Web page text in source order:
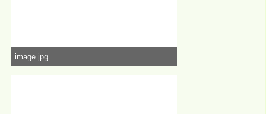
image.jpg
1,76 MB, 3.264×2.448, 78.126 mal angesehen